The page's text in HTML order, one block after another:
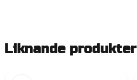
Liknande produkter